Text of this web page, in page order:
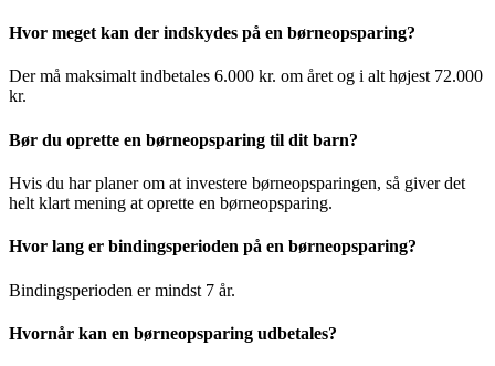
Hvor meget kan der indskydes på en børneopsparing?
Der må maksimalt indbetales 6.000 kr. om året og i alt højest 72.000
kr.
Bør du oprette en børneopsparing til dit barn?
Hvis du har planer om at investere børneopsparingen, så giver det
helt klart mening at oprette en børneopsparing.
Hvor lang er bindingsperioden på en børneopsparing?
Bindingsperioden er mindst 7 år.
Hvornår kan en børneopsparing udbetales?